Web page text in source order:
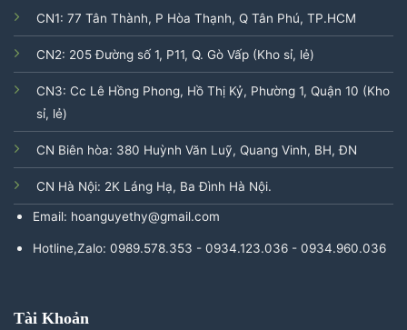
CN1: 77 Tân Thành, P Hòa Thạnh, Q Tân Phú, TP.HCM
CN2: 205 Đường số 1, P11, Q. Gò Vấp (Kho sỉ, lẻ)
CN3: Cc Lê Hồng Phong, Hồ Thị Kỷ, Phường 1, Quận 10 (Kho
sỉ, lẻ)
CN Biên hòa: 380 Huỳnh Văn Luỹ, Quang Vinh, BH, ĐN
CN Hà Nội: 2K Láng Hạ, Ba Đình Hà Nội.
Email: hoanguyethy@gmail.com
Hotline,Zalo: 0989.578.353 - 0934.123.036 - 0934.960.036
Tài Khoản